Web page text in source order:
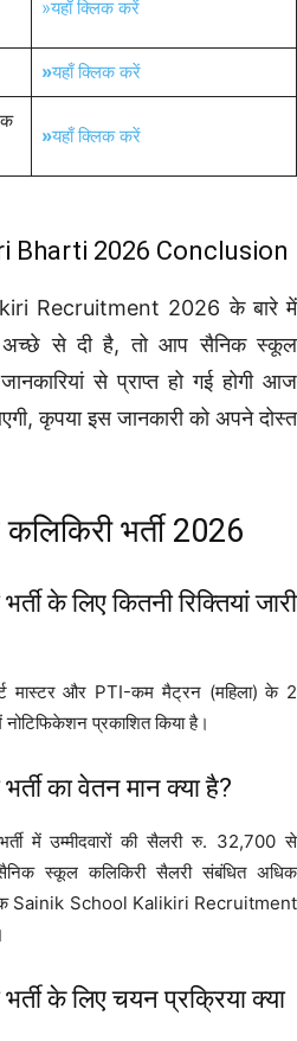
»यहाँ क्लिक करें
»यहाँ क्लिक करें
»यहाँ क्लिक करें
Bharti 2026 Conclusion
Recruitment 2026 के बारे में
अच्छे से दी है, तो आप सैनिक स्कूल
से प्राप्त हो गई होगी आज
कृपया इस जानकारी को अपने दोस्त
भर्ती 2026
के लिए कितनी रिक्तियां जारी
मास्टर और PTI-कम मैट्रन (महिला) के 2
नोटिफिकेशन प्रकाशित किया है।
का वेतन मान क्या है?
में उम्मीदवारों की सैलरी रु. 32,700 से
स्कूल कलिकिरी सैलरी संबंधित अधिक
Sainik School Kalikiri Recruitment
के लिए चयन प्रक्रिया क्या